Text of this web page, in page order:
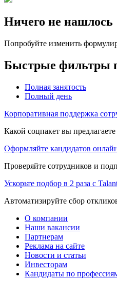
Ничего не нашлось
Попробуйте изменить
Быстрые фильтры
Полная занятость
Полный день
Корпоративная поддержка
Какой соцпакет вы
Оформляйте кандидатов
Проверяйте сотрудников и
Ускорьте подбор в 2 раза с
Автоматизируйте сбор
О компании
Наши вакансии
Партнерам
Реклама на сайте
Новости и статьи
Инвесторам
Кандидаты по